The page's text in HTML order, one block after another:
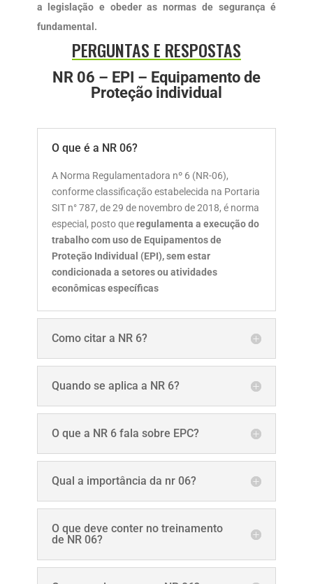
a legislação e obeder as normas de segurança é
fundamental.
PERGUNTAS E RESPOSTAS
NR 06 – EPI – Equipamento de
Proteção individual
O que é a NR 06?
A Norma Regulamentadora nº 6 (NR-06),
conforme classificação estabelecida na Portaria
SIT n° 787, de 29 de novembro de 2018, é norma
especial, posto queregulamenta a execução do
trabalho com uso de Equipamentos de
Proteção Individual (EPI), sem estar
condicionada a setores ou atividades
econômicas específicas
Como citar a NR 6?
Quando se aplica a NR 6?
O que a NR 6 fala sobre EPC?
Qual a importância da nr 06?
O que deve conter no treinamento
de NR 06?